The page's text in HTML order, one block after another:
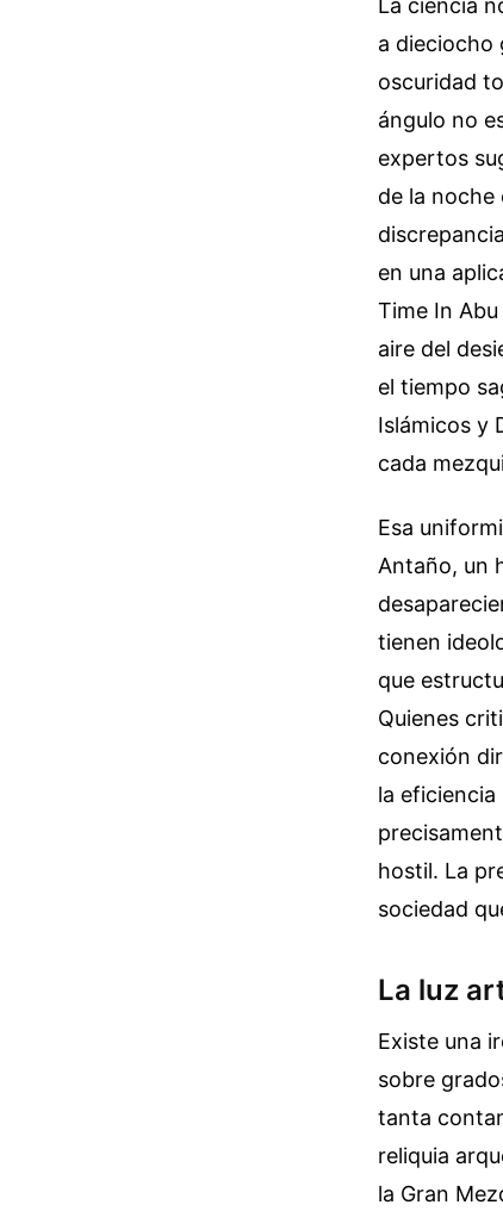
a dieciocho
oscuridad
ángulo no
expertos
de la noche
en una
Time In
aire del
el tiempo
Islámicos y
cada
Esa
Antaño, un
tienen
que
Quienes
conexión
la
hostil. La
sociedad
La luz
Existe una
sobre
tanta
reliquia
la Gran